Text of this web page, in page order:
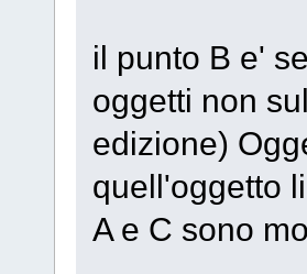
il punto B e'
oggetti non
edizione)
quell'oggetto
A e C sono